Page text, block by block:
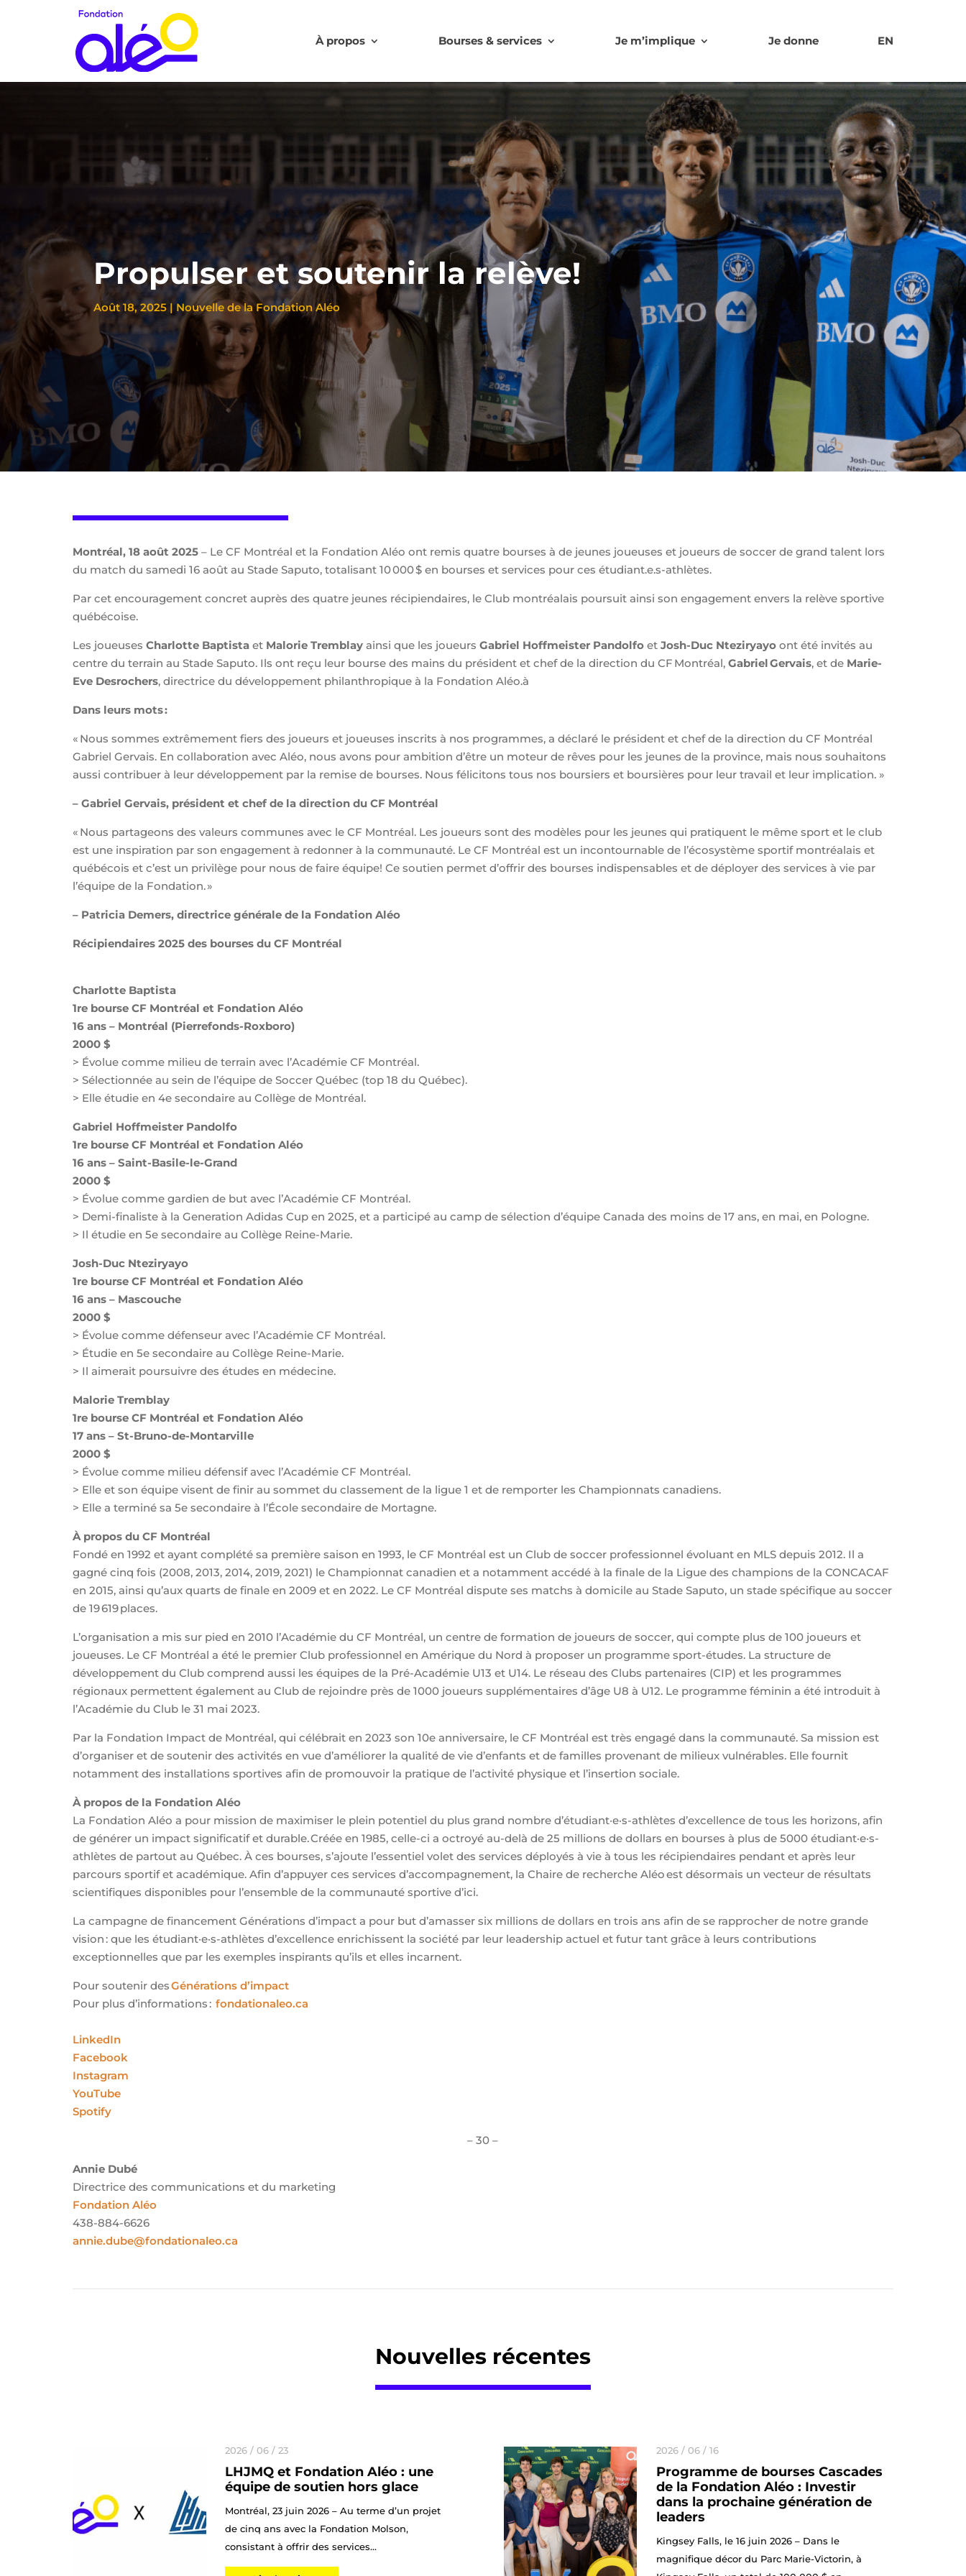
À propos Bourses & services Je m’implique Je donne EN
Propulser et soutenir la relève!
Août 18, 2025 |Nouvelle de la Fondation Aléo
Montréal, 18 août 2025– Le CF Montréal et la Fondation Aléo ont remis quatre bourses à de jeunes joueuses et joueurs de soccer de grand talent lors
du match du samedi 16 août au Stade Saputo, totalisant 10 000 $ en bourses et services pour ces étudiant.e.s-athlètes.
Par cet encouragement concret auprès des quatre jeunes récipiendaires, le Club montréalais poursuit ainsi son engagement envers la relève sportive
québécoise.
Les joueuses Charlotte Baptistaet Malorie Tremblayainsi que les joueurs Gabriel Hoffmeister Pandolfoet Josh-Duc Nteziryayoont été invités au
centre du terrain au Stade Saputo. Ils ont reçu leur bourse des mains du président et chef de la direction du CF Montréal, Gabriel Gervais, et de Marie-
Eve Desrochers, directrice du développement philanthropique à la Fondation Aléo.à
Dans leurs mots :
« Nous sommes extrêmement fiers des joueurs et joueuses inscrits à nos programmes, a déclaré le président et chef de la direction du CF Montréal
Gabriel Gervais. En collaboration avec Aléo, nous avons pour ambition d’être un moteur de rêves pour les jeunes de la province, mais nous souhaitons
aussi contribuer à leur développement par la remise de bourses. Nous félicitons tous nos boursiers et boursières pour leur travail et leur implication. »
– Gabriel Gervais, président et chef de la direction du CF Montréal
« Nous partageons des valeurs communes avec le CF Montréal. Les joueurs sont des modèles pour les jeunes qui pratiquent le même sport et le club
est une inspiration par son engagement à redonner à la communauté. Le CF Montréal est un incontournable de l’écosystème sportif montréalais et
québécois et c’est un privilège pour nous de faire équipe! Ce soutien permet d’offrir des bourses indispensables et de déployer des services à vie par
l’équipe de la Fondation. »
– Patricia Demers, directrice générale de la Fondation Aléo
Récipiendaires 2025 des bourses du CF Montréal
Charlotte Baptista
1re bourse CF Montréal et Fondation Aléo
16 ans – Montréal (Pierrefonds-Roxboro)
2000 $
> Évolue comme milieu de terrain avec l’Académie CF Montréal.
> Sélectionnée au sein de l’équipe de Soccer Québec (top 18 du Québec).
> Elle étudie en 4e secondaire au Collège de Montréal.
Gabriel Hoffmeister Pandolfo
1re bourse CF Montréal et Fondation Aléo
16 ans – Saint-Basile-le-Grand
2000 $
> Évolue comme gardien de but avec l’Académie CF Montréal.
> Demi-finaliste à la Generation Adidas Cup en 2025, et a participé au camp de sélection d’équipe Canada des moins de 17 ans, en mai, en Pologne.
> Il étudie en 5e secondaire au Collège Reine-Marie.
Josh-Duc Nteziryayo
1re bourse CF Montréal et Fondation Aléo
16 ans – Mascouche
2000 $
> Évolue comme défenseur avec l’Académie CF Montréal.
> Étudie en 5e secondaire au Collège Reine-Marie.
> Il aimerait poursuivre des études en médecine.
Malorie Tremblay
1re bourse CF Montréal et Fondation Aléo
17 ans – St-Bruno-de-Montarville
2000 $
> Évolue comme milieu défensif avec l’Académie CF Montréal.
> Elle et son équipe visent de finir au sommet du classement de la ligue 1 et de remporter les Championnats canadiens.
> Elle a terminé sa 5e secondaire à l’École secondaire de Mortagne.
À propos du CF Montréal
Fondé en 1992 et ayant complété sa première saison en 1993, le CF Montréal est un Club de soccer professionnel évoluant en MLS depuis 2012. Il a
gagné cinq fois (2008, 2013, 2014, 2019, 2021) le Championnat canadien et a notamment accédé à la finale de la Ligue des champions de la CONCACAF
en 2015, ainsi qu’aux quarts de finale en 2009 et en 2022. Le CF Montréal dispute ses matchs à domicile au Stade Saputo, un stade spécifique au soccer
de 19 619 places.
L’organisation a mis sur pied en 2010 l’Académie du CF Montréal, un centre de formation de joueurs de soccer, qui compte plus de 100 joueurs et
joueuses. Le CF Montréal a été le premier Club professionnel en Amérique du Nord à proposer un programme sport-études. La structure de
développement du Club comprend aussi les équipes de la Pré-Académie U13 et U14. Le réseau des Clubs partenaires (CIP) et les programmes
régionaux permettent également au Club de rejoindre près de 1000 joueurs supplémentaires d’âge U8 à U12. Le programme féminin a été introduit à
l’Académie du Club le 31 mai 2023.
Par la Fondation Impact de Montréal, qui célébrait en 2023 son 10e anniversaire, le CF Montréal est très engagé dans la communauté. Sa mission est
d’organiser et de soutenir des activités en vue d’améliorer la qualité de vie d’enfants et de familles provenant de milieux vulnérables. Elle fournit
notamment des installations sportives afin de promouvoir la pratique de l’activité physique et l’insertion sociale.
À propos de la Fondation Aléo
La Fondation Aléo a pour mission de maximiser le plein potentiel du plus grand nombre d’étudiant·e·s-athlètes d’excellence de tous les horizons, afin
de générer un impact significatif et durable. Créée en 1985, celle-ci a octroyé au-delà de 25 millions de dollars en bourses à plus de 5000 étudiant·e·s-
athlètes de partout au Québec. À ces bourses, s’ajoute l’essentiel volet des services déployés à vie à tous les récipiendaires pendant et après leur
parcours sportif et académique. Afin d’appuyer ces services d’accompagnement, la Chaire de recherche Aléo est désormais un vecteur de résultats
scientifiques disponibles pour l’ensemble de la communauté sportive d’ici.
La campagne de financement Générations d’impact a pour but d’amasser six millions de dollars en trois ans afin de se rapprocher de notre grande
vision : que les étudiant·e·s-athlètes d’excellence enrichissent la société par leur leadership actuel et futur tant grâce à leurs contributions
exceptionnelles que par les exemples inspirants qu’ils et elles incarnent.
Pour soutenir desGénérations d’impact
Pour plus d’informations : fondationaleo.ca
LinkedIn
Facebook
Instagram
YouTube
Spotify
– 30 –
Annie Dubé
Directrice des communications et du marketing
Fondation Aléo
438-884-6626
annie.dube@fondationaleo.ca
Nouvelles récentes
LHJMQ et Fondation Aléo : une
équipe de soutien hors glace
2026 / 06 / 23
Montréal, 23 juin 2026 – Au terme d’un projet
de cinq ans avec la Fondation Molson,
consistant à offrir des services...
Programme de bourses Cascades
de la Fondation Aléo : Investir
dans la prochaine génération de
leaders
2026 / 06 / 16
Kingsey Falls, le 16 juin 2026 – Dans le
magnifique décor du Parc Marie-Victorin, à